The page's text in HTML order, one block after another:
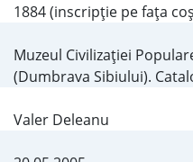
1884 (inscripţie pe faţa
Muzeul Civilizaţiei
(Dumbrava Sibiului).
Valer Deleanu